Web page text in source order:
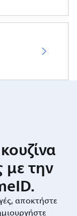
με την
αποκτήστε